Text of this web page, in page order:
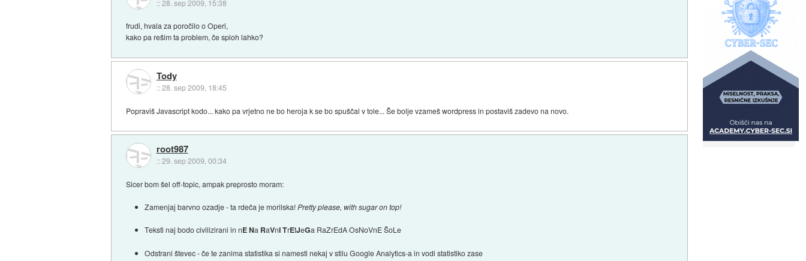
::28. sep 2009, 15:38
frudi, hvala za poročilo o Operi,
kako pa rešim ta problem, če sploh lahko?
Tody
::28. sep 2009, 18:45
Popraviš Javascript kodo... kako pa vrjetno ne bo heroja k se bo spuščal v tole... Še bolje vzameš wordpress in postaviš zadevo na novo.
root987
::29. sep 2009, 00:34
Sicer bom šel off-topic, ampak preprosto moram:
Zamenjaj barvno ozadje - ta rdeča je morilska!Pretty please, with sugar on top!
Teksti naj bodo civilizirani in nENa RaVnITrEtJeGa RaZrEdA OsNoVnE ŠoLe
Odstrani števec - če te zanima statistika si namesti nekaj v stilu Google Analytics-a in vodi statistiko zase